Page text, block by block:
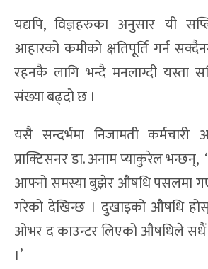
यद्यपि, विज्ञहरुका अनुसार यी
आहारको कमीको क्षतिपूर्ति गर्न
रहनकै लागि भन्दै मनलाग्दी यस्ता
संख्या बढ्दो छ ।
यसै सन्दर्भमा निजामती
प्राक्टिसनर डा. अनाम प्याकुरेल
आफ्नो समस्या बुझेर औषधि पसलमा
गरेको देखिन्छ । दुखाइको औषधि होस्
ओभर द काउन्टर लिएको औषधिले सधैं
।’